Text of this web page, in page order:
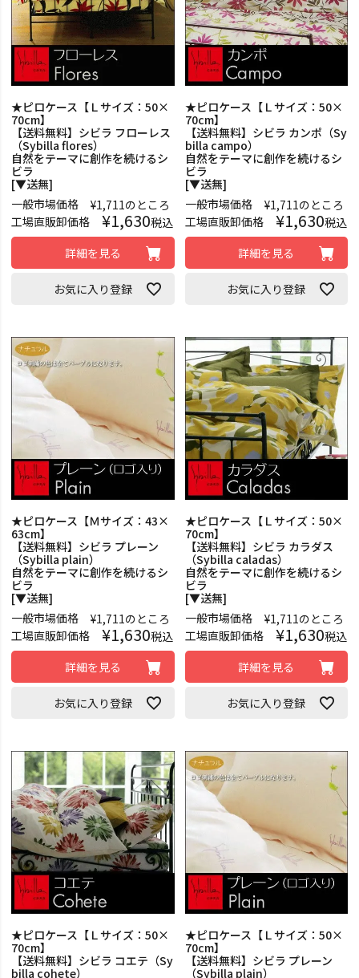
★ピロケース【Ｌサイズ：50×
70cm】
【送料無料】シビラ フローレス
（Sybilla flores）
自然をテーマに創作を続けるシ
ビラ
[▼送無]
一般市場価格
¥1,711のところ
工場直販卸価格
¥1,630税込
詳細を見る
お気に入り登録
★ピロケース【Ｌサイズ：50×
70cm】
【送料無料】シビラ カンポ（Sy
billa campo）
自然をテーマに創作を続けるシ
ビラ
[▼送無]
一般市場価格
¥1,711のところ
工場直販卸価格
¥1,630税込
詳細を見る
お気に入り登録
★ピロケース【Ｍサイズ：43×
63cm】
【送料無料】シビラ プレーン
（Sybilla plain）
自然をテーマに創作を続けるシ
ビラ
[▼送無]
一般市場価格
¥1,711のところ
工場直販卸価格
¥1,630税込
詳細を見る
お気に入り登録
★ピロケース【Ｌサイズ：50×
70cm】
【送料無料】シビラ カラダス
（Sybilla caladas）
自然をテーマに創作を続けるシ
ビラ
[▼送無]
一般市場価格
¥1,711のところ
工場直販卸価格
¥1,630税込
詳細を見る
お気に入り登録
★ピロケース【Ｌサイズ：50×
70cm】
【送料無料】シビラ コエテ（Sy
billa cohete）
★ピロケース【Ｌサイズ：50×
70cm】
【送料無料】シビラ プレーン
（Sybilla plain）